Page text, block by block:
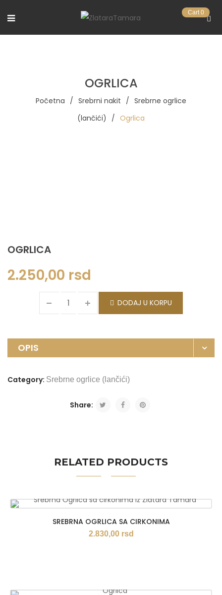
Cart 0
OGRLICA
Početna / Srebrni nakit / Srebrne ogrlice
(lančići)
/ Ogrlica
OGRLICA
2.250,00 rsd
DODAJ U KORPU
OPIS
Category: Srebrne ogrlice (lančići)
Share:
RELATED PRODUCTS
SREBRNA OGRLICA SA CIRKONIMA
2.830,00 rsd